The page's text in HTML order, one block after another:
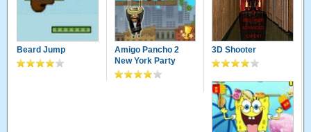
Beard Jump
Amigo Pancho 2
New York Party
3D Shooter